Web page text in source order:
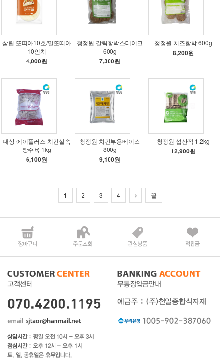
삼립 또띠아10호/밀또띠아
10인치
4,000원
청정원 갈릭함박스테이크
600g
7,300원
청정원 치즈함박 600g
8,200원
대상 에이플러스 치킨실속
탕수육 1kg
6,100원
청정원 치킨부용베이스
800g
9,100원
청정원 섭산적 1.2kg
12,900원
1 2 3 4 끝